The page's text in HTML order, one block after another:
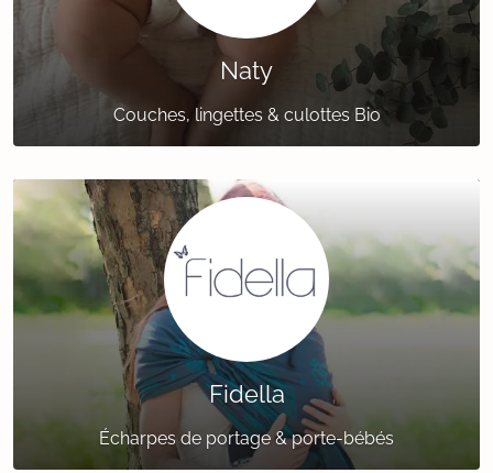
Naty
Couches, lingettes & culottes Bio
Fidella
Écharpes de portage & porte-bébés